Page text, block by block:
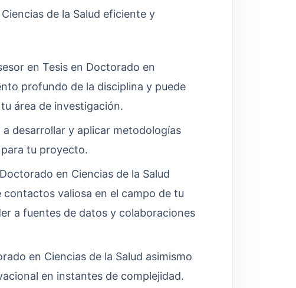
de la Salud eficiente y
en Tesis en Doctorado en
profundo de la disciplina y puede
área de investigación.
a desarrollar y aplicar metodologías
tu proyecto.
en Ciencias de la Salud
valiosa en el campo de tu
a fuentes de datos y colaboraciones
en Ciencias de la Salud asimismo
en instantes de complejidad.